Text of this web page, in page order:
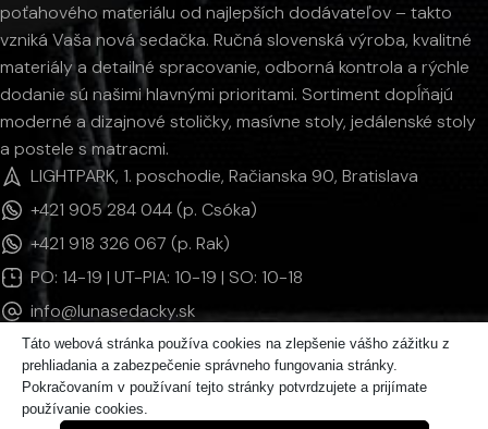
poťahového materiálu od najlepších dodávateľov – takto
vzniká Vaša nová sedačka. Ručná slovenská výroba, kvalitné
materiály a detailné spracovanie, odborná kontrola a rýchle
dodanie sú našimi hlavnými prioritami. Sortiment dopĺňajú
moderné a dizajnové stoličky, masívne stoly, jedálenské stoly
a postele s matracmi.
LIGHTPARK, 1. poschodie, Račianska 90, Bratislava
+421 905 284 044 (p. Csóka)
+421 918 326 067 (p. Rak)
PO: 14-19 | UT-PIA: 10-19 | SO: 10-18
info@lunasedacky.sk
INFORMÁCIE
Táto webová stránka používa cookies na zlepšenie vášho zážitku z
prehliadania a zabezpečenie správneho fungovania stránky.
Pokračovaním v používaní tejto stránky potvrdzujete a prijímate
používanie cookies.